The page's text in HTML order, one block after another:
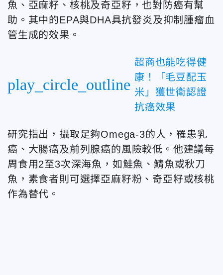
魚、亞麻籽、核桃及奇亞籽，也對防癌有幫
助。其中的EPA與DHA具抗發炎及抑制腫瘤血
管生成的效果。
play_circle_outline
超商也能吃得健
康！「毛豆配玉
米」獲世衛認證
抗癌效果
研究指出，攝取足夠Omega-3的人，罹患乳
癌、大腸癌及前列腺癌的風險較低。他建議每
周食用2至3次深海魚，如鮭魚、鯖魚或秋刀
魚，素食者則可選擇亞麻籽粉、奇亞籽或核桃
作為替代。